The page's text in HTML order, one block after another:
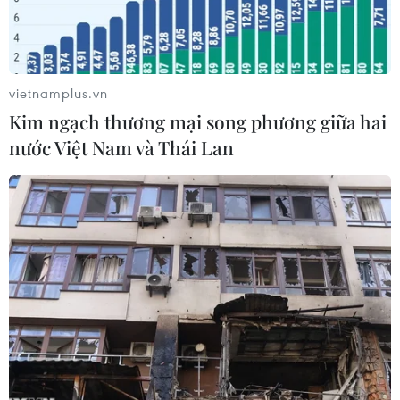
Madonna trình bày Same Love trên sân khấu Gảmmy (Nguồn:
Variety)
Lễ trao giải Grammy lần thứ 56 kết thúc bằng
màn trao nhẫn như trong nghi thức đám cưới
của 33 cặp đôi, bao gồm cả những cặp đồng tính
hoặc dị tính.
vietnamplus.vn
Kim ngạch thương mại song phương giữa hai
nước Việt Nam và Thái Lan